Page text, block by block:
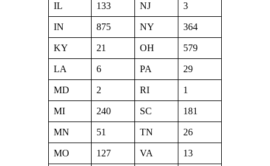
IL 133 NJ 3
IN 875 NY 364
KY 21 OH 579
LA 6 PA 29
MD 2 RI 1
MI 240 SC 181
MN 51 TN 26
MO 127 VA 13